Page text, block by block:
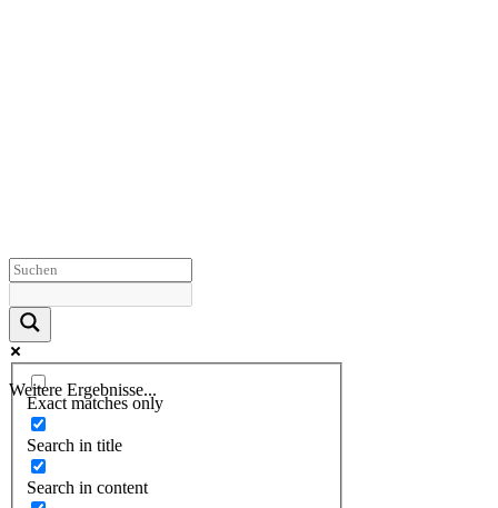
Weitere Ergebnisse...
Exact matches only
Search in title
Search in content